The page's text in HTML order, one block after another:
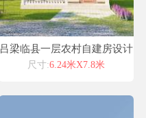
吕梁临县一层农村自建房设计
图纸中式仿古自建房屋设计图
尺寸:6.24米X7.8米